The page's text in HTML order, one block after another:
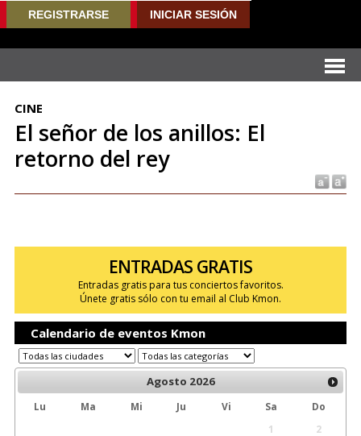
REGISTRARSE INICIAR SESIÓN
CINE
El señor de los anillos: El
retorno del rey
ENTRADAS GRATIS
Entradas gratis para tus conciertos favoritos.
Únete gratis sólo con tu email al Club Kmon.
Calendario de eventos Kmon
Agosto 2026
Lu Ma Mi Ju Vi Sa
Do
1
2